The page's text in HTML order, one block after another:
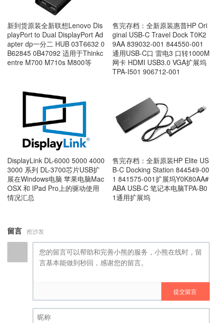
新到货原装全新联想Lenovo Dis
playPort to Dual DisplayPort Ad
apter dp一分二 HUB 03T6632 0
B62845 0B47092 适用于Thinkc
entre M700 M710s M800等
售完存档：全新原装惠普HP Ori
ginal USB-C Travel Dock T0K2
9AA 839032-001 844550-001
通用USB-C口 雷电3 口转1000M
网卡 HDMI USB3.0 VGA扩展坞
TPA-I501 906712-001
DisplayLink DL-6000 5000 4000
3000 系列 DL-3700芯片USB扩
展在Windows电脑 苹果电脑Mac
OSX 和 IPad Pro上的驱动使用
情况汇总
售完存档：全新原装HP Elite US
B-C Docking Station 844549-00
1 841575-001扩展坞Y0K80AA#
ABA USB-C 笔记本电脑TPA-B0
1通用扩展坞
留言 抢沙发
提交留言